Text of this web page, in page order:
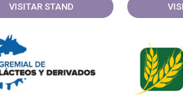
VISITAR STAND